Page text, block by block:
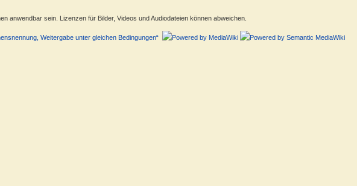
anwendbar sein. Lizenzen für Bilder, Videos und Audiodateien können abweichen.